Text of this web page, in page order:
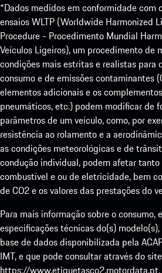
*Dados medidos em conformidade com
ensaios WLTP (Worldwide Harmonized
Procedure - Procedimento Mundial
Veículos Ligeiros), um procedimento de
condições mais estritas e realistas para
consumo e de emissões contaminantes
elementos adicionais e os
pneumáticos, etc.) podem modificar de
parâmetros de um veículo, como, por
resistência ao rolamento e a
as condições meteorológicas e de
condução individual, podem afetar tanto
combustível e ou de eletricidade, bem
de CO2 e os valores das prestações do
Para mais informação sobre o consumo,
especificações técnicas do(s)
base de dados disponibilizada pela
IMT, e que pode consultar através do site
https://www.etiquetasco2.motordata.pt.